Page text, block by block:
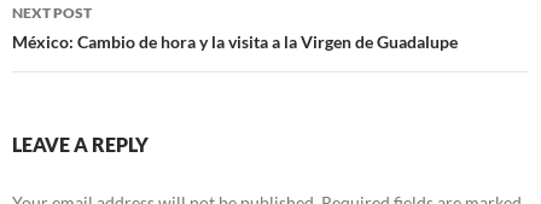
NEXT POST
México: Cambio de hora y la visita a la Virgen de Guadalupe
LEAVE A REPLY